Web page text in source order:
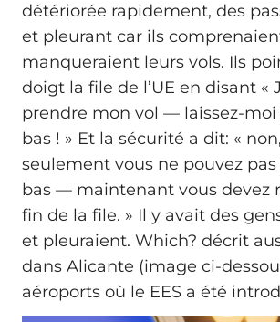
détériorée rapidement, des
et pleurant car ils
manqueraient leurs vols. Ils
doigt la file de l’UE en disant «
prendre mon vol — laissez-moi
bas ! » Et la sécurité a dit: «
seulement vous ne pouvez pas
bas — maintenant vous devez
fin de la file. » Il y avait des
et pleuraient. Which? décrit
dans Alicante (image ci-
aéroports où le EES a été